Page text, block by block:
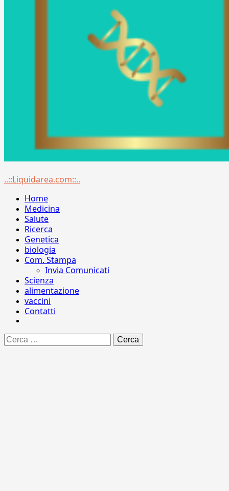
Menu
..::Liquidarea.com::..
Home
Medicina
Salute
Ricerca
Genetica
biologia
Com. Stampa
Invia Comunicati
Scienza
alimentazione
vaccini
Contatti
Ricerca
per: